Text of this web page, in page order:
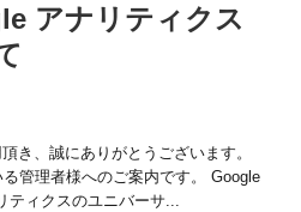
アナリティクス
き、誠にありがとうございます。
管理者様へのご案内です。 Google
ィクスのユニバーサ...